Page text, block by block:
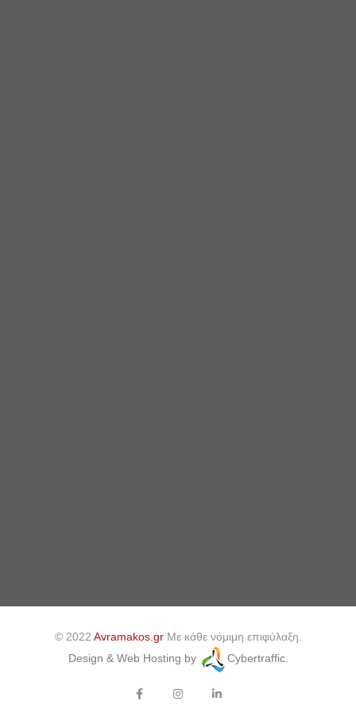
© 2022 Avramakos.grΜε κάθε νόμιμη επιφύλαξη.
Design & Web Hosting by
Cybertraffic.